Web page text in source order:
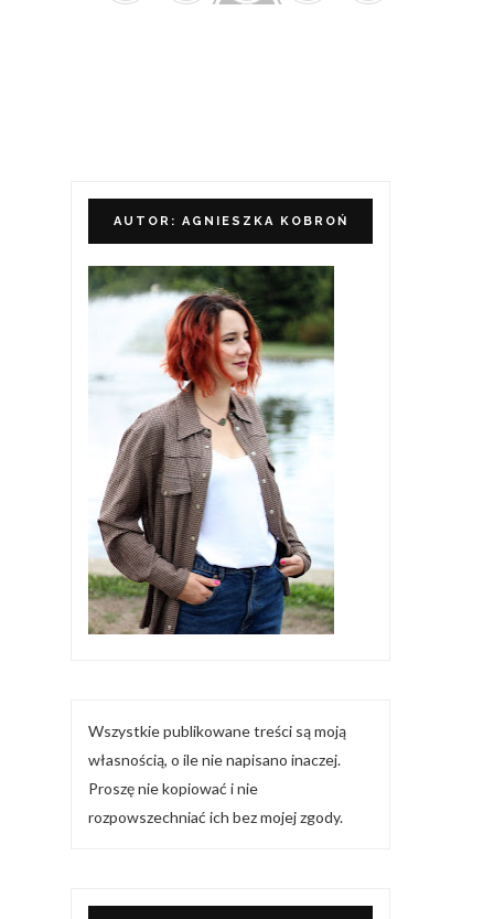
AUTOR: AGNIESZKA KOBROŃ
Wszystkie publikowane treści są moją
własnością, o ile nie napisano inaczej.
Proszę nie kopiować i nie
rozpowszechniać ich bez mojej zgody.